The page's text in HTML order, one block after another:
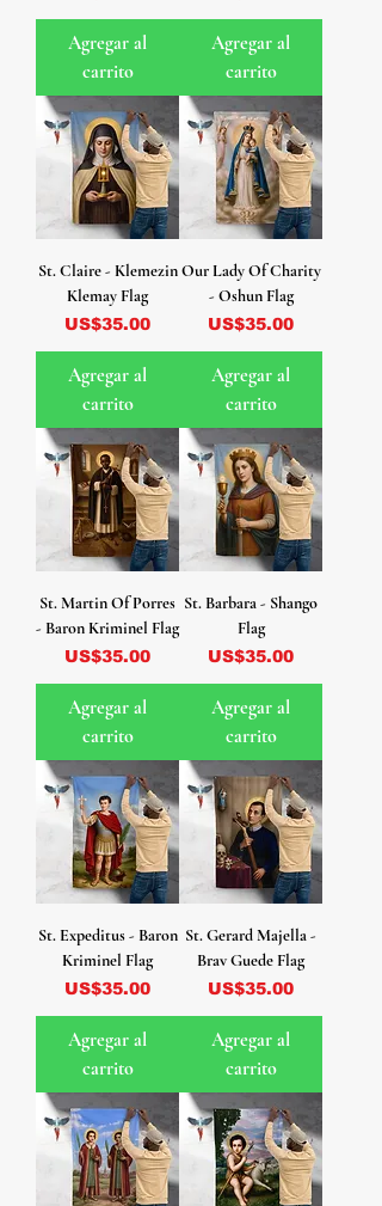
Agregar al
carrito
Agregar al
carrito
St. Claire - Klemezin
Klemay Flag
Precio
US$35.00
Agregar al
carrito
Our Lady Of Charity
- Oshun Flag
Precio
US$35.00
Agregar al
carrito
St. Martin Of Porres
- Baron Kriminel Flag
Precio
US$35.00
Agregar al
carrito
St. Barbara - Shango
Flag
Precio
US$35.00
Agregar al
carrito
St. Expeditus - Baron
Kriminel Flag
Precio
US$35.00
Agregar al
carrito
St. Gerard Majella -
Brav Guede Flag
Precio
US$35.00
Agregar al
carrito